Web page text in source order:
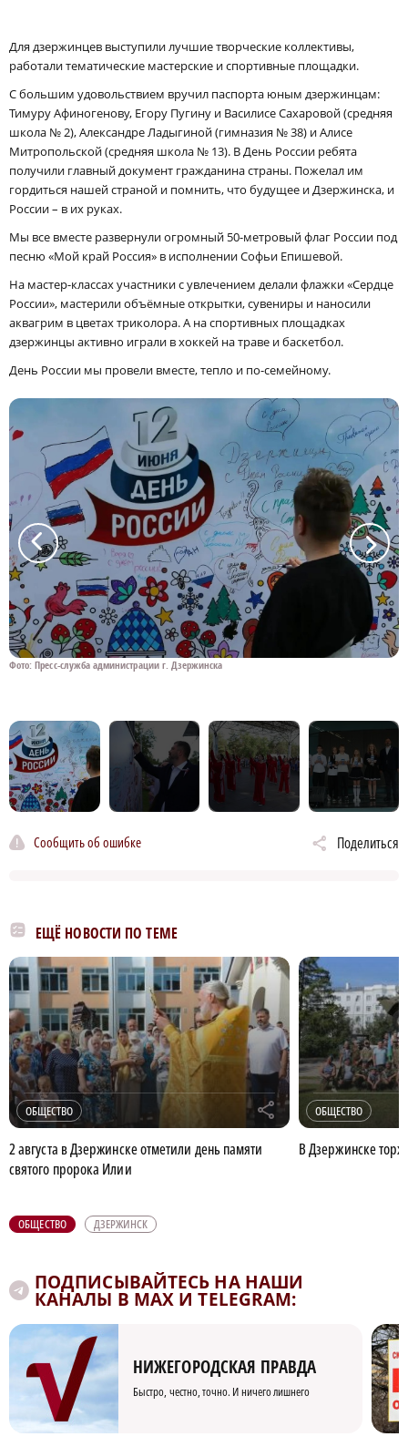
Для дзержинцев выступили лучшие творческие коллективы,
работали тематические мастерские и спортивные площадки.
С большим удовольствием вручил паспорта юным дзержинцам:
Тимуру Афиногенову, Егору Пугину и Василисе Сахаровой (средняя
школа № 2), Александре Ладыгиной (гимназия № 38) и Алисе
Митропольской (средняя школа № 13). В День России ребята
получили главный документ гражданина страны. Пожелал им
гордиться нашей страной и помнить, что будущее и Дзержинска, и
России – в их руках.
Мы все вместе развернули огромный 50-метровый флаг России под
песню «Мой край Россия» в исполнении Софьи Епишевой.
На мастер-классах участники с увлечением делали флажки «Сердце
России», мастерили объёмные открытки, сувениры и наносили
аквагрим в цветах триколора. А на спортивных площадках
дзержинцы активно играли в хоккей на траве и баскетбол.
День России мы провели вместе, тепло и по-семейному.
Фото: Пресс-служба администрации г. Дзержинска
a a
Сообщить об ошибке Поделиться
ЕЩЁ НОВОСТИ ПО ТЕМЕ
ОБЩЕСТВО r
2 августа в Дзержинске отметили день памяти
святого пророка Илии
ОБЩЕСТВО
В Дзержинске
ОБЩЕСТВО ДЗЕРЖИНСК
ПОДПИСЫВАЙТЕСЬ НА НАШИ
КАНАЛЫ В MAX И TELEGRAM:
НИЖЕГОРОДСКАЯ ПРАВДА
Быстро, честно, точно. И ничего лишнего